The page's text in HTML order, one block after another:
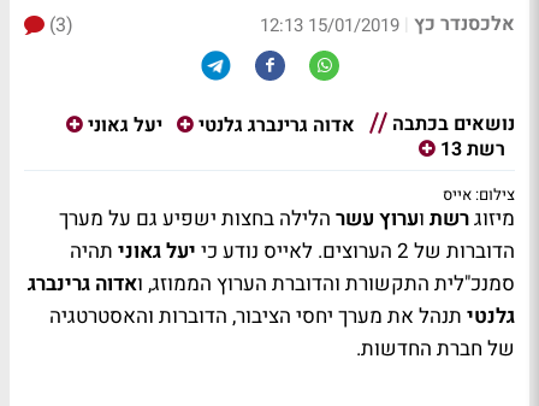
אלכסנדר כץ |
15/01/2019 12:13
(3)
נושאים בכתבה אדוה גרינברג גלנטי
יעל גאוני
רשת 13
צילום: אייס
מיזוגרשת וערוץ עשר הלילה בחצות ישפיע גם על מערך
הדוברות של 2 הערוצים. לאייס נודע כי
יעל גאוני תהיה
סמנכ"לית התקשורת והדוברת הערוץ הממוזג, ואדוה גרינברג
גלנטי תנהל את מערך יחסי הציבור, הדוברות והאסטרטגיה
של חברת החדשות.